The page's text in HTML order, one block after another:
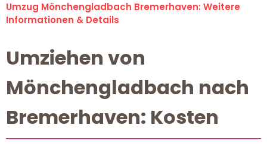
Umzug Mönchengladbach Bremerhaven: Weitere
Informationen & Details
Umziehen von
Mönchengladbach nach
Bremerhaven: Kosten